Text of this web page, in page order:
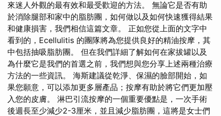
來迷人外觀的最有效和最受歡迎的方法。 無論它是否有助
於消除腿部和家中的脂肪團，如何做以及如何快速獲得結果
和健康損害，我們相信這篇文章。 正如您從上面的文字中
看到的，Ecellulitis 的團隊將為您提供良好的精油按摩，其
中包括抽吸脂肪團。 但在我們詳細了解如何在家拔罐以及
為什麼它是我們的首選之前，我們想與您分享上述兩種治療
方法的一些資訊。 海斯建議從乾淨、保濕的臉部開始，如
果您願意，可以添加更多層產品；按摩有助於將它們更加壓
入您的皮膚。 淋巴引流按摩的一個重要優點是，一次手術
後週長至少減少2-3厘米，並且減少脂肪團，這將是女士們